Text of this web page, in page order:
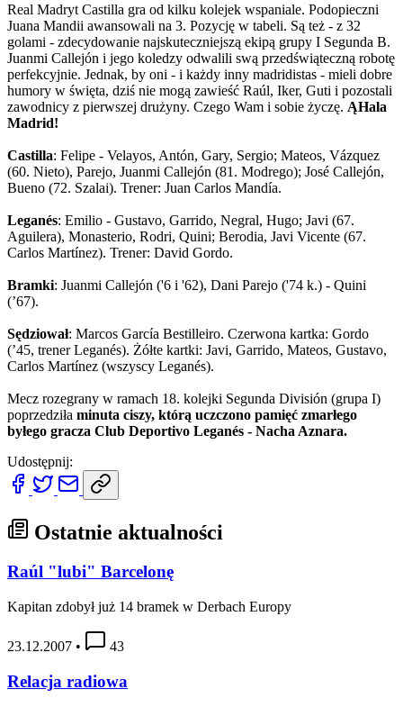
Real Madryt Castilla gra od kilku kolejek wspaniale. Podopieczni
Juana Mandii awansowali na 3. Pozycję w tabeli. Są też - z 32
golami - zdecydowanie najskuteczniejszą ekipą grupy I Segunda B.
Juanmi Callejón i jego koledzy odwalili swą przedświąteczną robotę
perfekcyjnie. Jednak, by oni - i każdy inny madridistas - mieli dobre
humory w święta, dziś nie mogą zawieść Raúl, Iker, Guti i pozostali
zawodnicy z pierwszej drużyny. Czego Wam i sobie życzę. ĄHala
Madrid!
Castilla: Felipe - Velayos, Antón, Gary, Sergio; Mateos, Vázquez
(60. Nieto), Parejo, Juanmi Callejón (81. Modrego); José Callejón,
Bueno (72. Szalai). Trener: Juan Carlos Mandía.
Leganés: Emilio - Gustavo, Garrido, Negral, Hugo; Javi (67.
Aguilera), Monasterio, Rodri, Quini; Berodia, Javi Vicente (67.
Carlos Martínez). Trener: David Gordo.
Bramki: Juanmi Callejón ('6 i '62), Dani Parejo ('74 k.) - Quini
(’67).
Sędziował: Marcos García Bestilleiro. Czerwona kartka: Gordo
(’45, trener Leganés). Żółte kartki: Javi, Garrido, Mateos, Gustavo,
Carlos Martínez (wszyscy Leganés).
Mecz rozegrany w ramach 18. kolejki Segunda División (grupa I)
poprzedziła minuta ciszy, którą uczczono pamięć zmarłego
byłego gracza Club Deportivo Leganés - Nacha Aznara.
Udostępnij:
Ostatnie aktualności
Raúl "lubi" Barcelonę
Kapitan zdobył już 14 bramek w Derbach Europy
23.12.2007 • 43
Relacja radiowa